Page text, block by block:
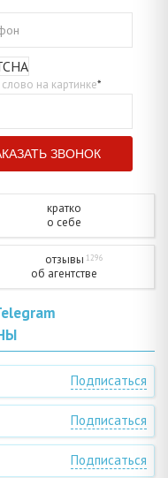
на картинке*
кратко
о себе
отзывы 1296
об агентстве
Подписаться
Подписаться
Подписаться